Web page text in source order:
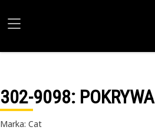
302-9098: POKRYWA
Marka: Cat